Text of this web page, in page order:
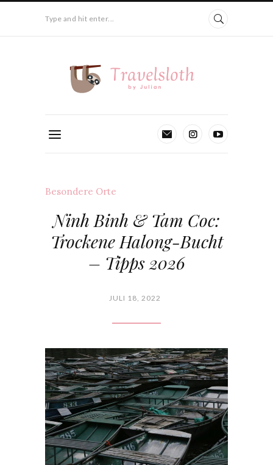
Type and hit enter...
Besondere Orte
Ninh Binh & Tam Coc:
Trockene Halong-Bucht
– Tipps 2026
JULI 18, 2022